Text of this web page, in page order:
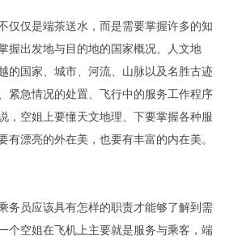
仅仅是端茶送水，而是需要掌握许多的知
握出发地与目的地的国家概况、人文地
的国家、城市、河流、山脉以及名胜古迹
紧急情况的处置、飞行中的服务工作程序
，空姐上要懂天文地理、下要掌握各种服
有漂亮的外在美，也要有丰富的内在美。
务员应该具有怎样的职责才能够了解到需
个空姐在飞机上主要就是服务与乘客，端